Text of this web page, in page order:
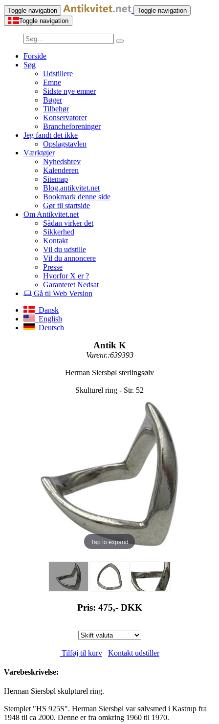
Toggle navigation
Toggle navigation
Toggle navigation
Forside
Søg
Udstillere
Emne
Sidste nye emner
Bøger
Tilbehør
Konservatorer
Brancheforeninger
Jeg fandt det ikke
Opslagstavlen
Værktøjer
Nyhedsbrev
Kalenderen
Sitemap
Blog.antikvitet.net
Bookmark denne side
Gør til startside
Om Antikvitet.net
Sådan virker det
Sikkerhed
Kontakt
Vil du udstille
Vil du annoncere
Presse
Hvorfor X er ?
Garanteret Nedsat
Gå til Web Version
Dansk
English
Deutsch
Antik K
Varenr.:639393
Herman Siersbøl sterlingsølv
Skulturel ring - Str. 52
Tap to expand
Pris: 475,- DKK
Tilføj til kurv Kontakt udstiller
Varebeskrivelse:
Herman Siersbøl skulpturel ring.
Stemplet "HS 925S". Herman Siersbøl var sølvsmed i Kastrup fra
1948 til ca 2000. Denne er fra omkring 1960 til 1970.